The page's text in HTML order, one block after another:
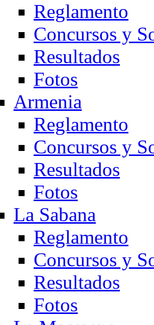
Reglamento
Concursos y
Resultados
Fotos
Armenia
Reglamento
Concursos y
Resultados
Fotos
La Sabana
Reglamento
Concursos y
Resultados
Fotos